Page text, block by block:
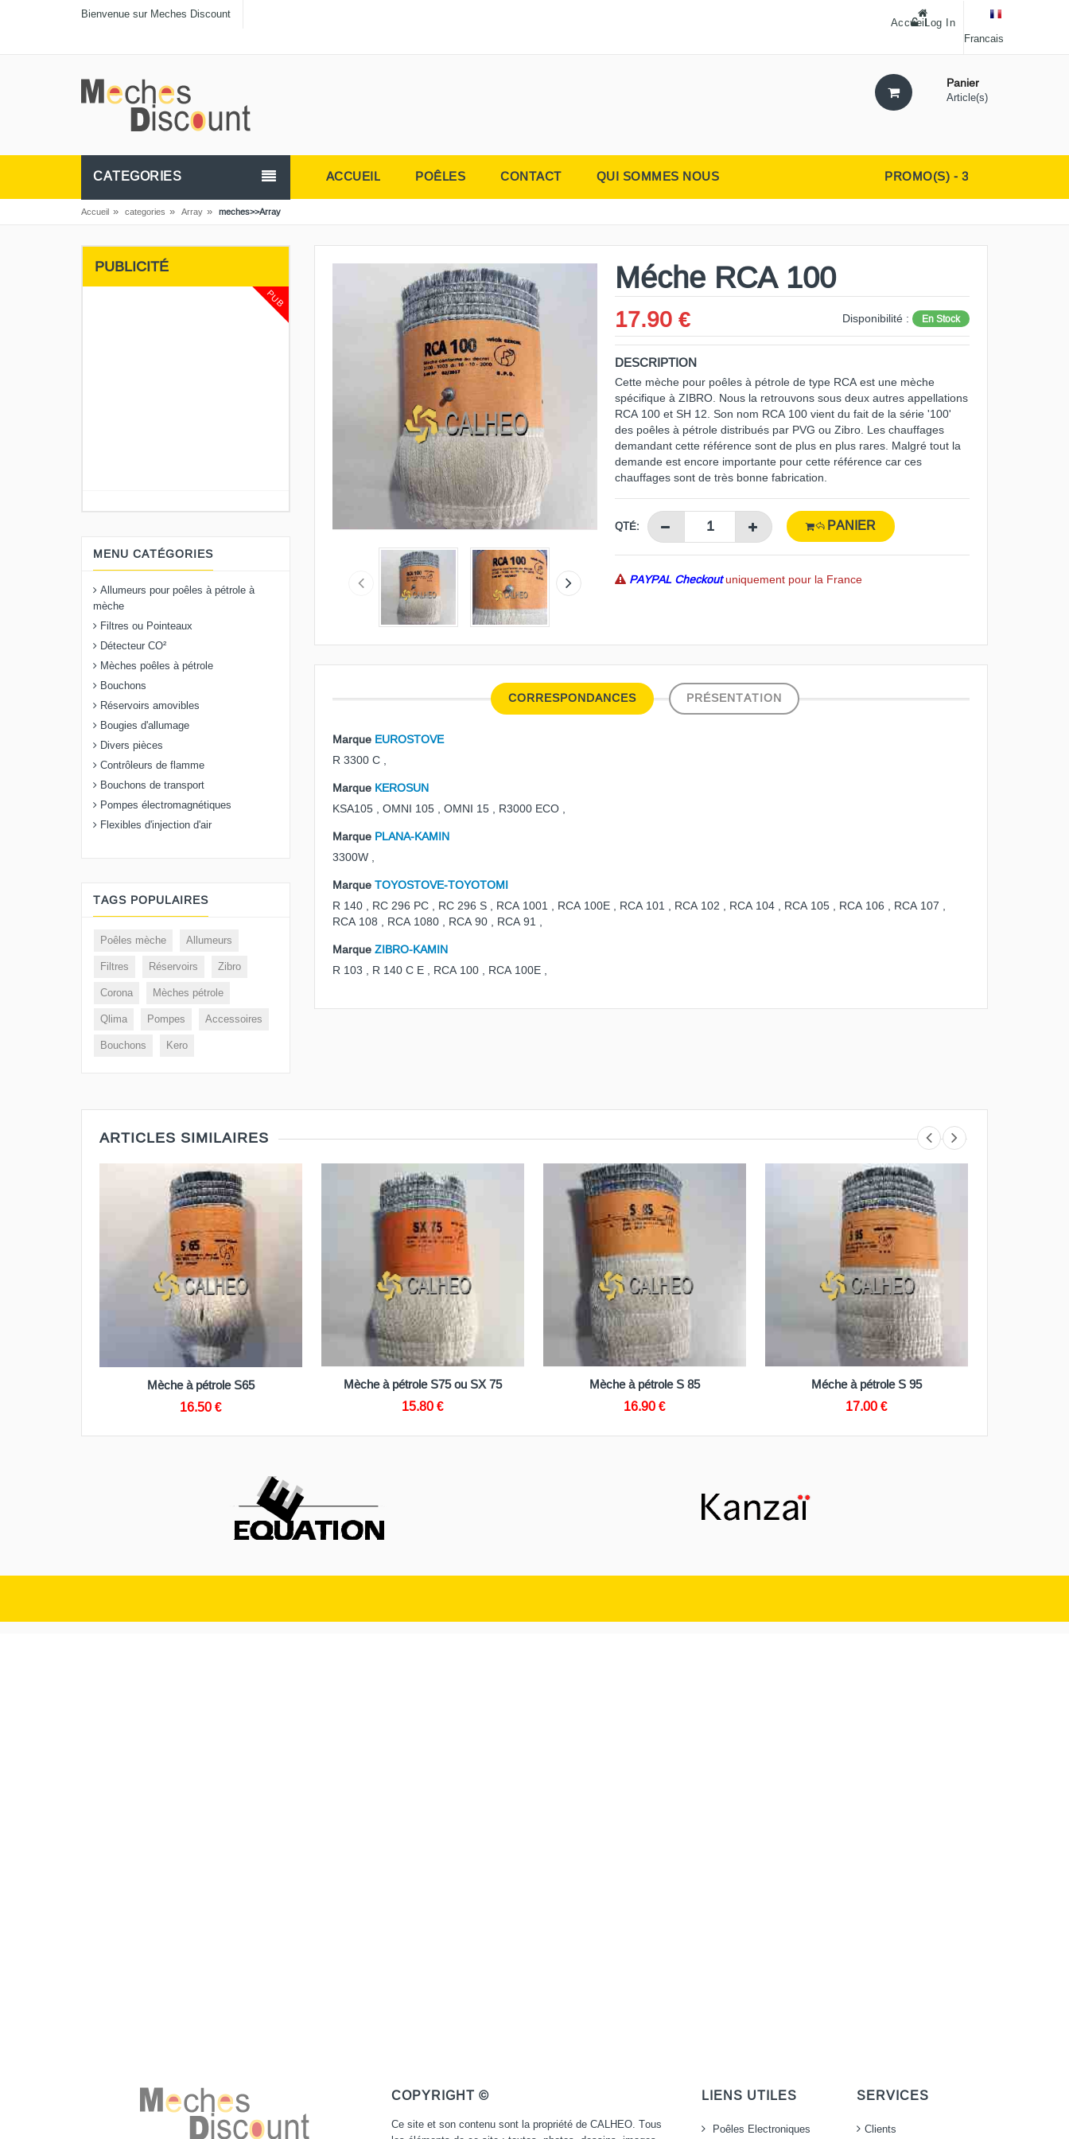
Bienvenue sur Meches Discount
Accueil Log In
Francais
Panier
Article(s)
CATEGORIES ACCUEIL POÊLES CONTACT QUI SOMMES NOUS PROMO(S) - 3
Accueil » categories » Array » meches>>Array
Méche RCA 100
17.90 € Disponibilité : En Stock
DESCRIPTION
Cette mèche pour poêles à pétrole de type RCA est une mèche
spécifique à ZIBRO. Nous la retrouvons sous deux autres appellations
RCA 100 et SH 12. Son nom RCA 100 vient du fait de la série '100'
des poêles à pétrole distribués par PVG ou Zibro. Les chauffages
demandant cette référence sont de plus en plus rares. Malgré tout la
demande est encore importante pour cette référence car ces
chauffages sont de très bonne fabrication.
QTÉ: PANIER
PAYPAL Checkout uniquement pour la France
CORRESPONDANCES PRÉSENTATION
Marque EUROSTOVE
R 3300 C,
Marque KEROSUN
KSA105, OMNI 105, OMNI 15, R3000 ECO,
Marque PLANA-KAMIN
3300W,
Marque TOYOSTOVE-TOYOTOMI
R 140, RC 296 PC, RC 296 S, RCA 1001 RCA 100E, RCA 101 RCA 102 RCA 104, RCA 105, RCA 106 RCA 107
RCA 108
RCA 1080, RCA 90, RCA 91
Marque ZIBRO-KAMIN
R 103
R 140 C E, RCA 100, RCA 100E,
PUBLICITÉ
PUB
MENU CATÉGORIES
Allumeurs pour poêles à pétrole à
mèche
Filtres ou Pointeaux
Détecteur CO²
Mèches poêles à pétrole
Bouchons
Réservoirs amovibles
Bougies d'allumage
Divers pièces
Contrôleurs de flamme
Bouchons de transport
Pompes électromagnétiques
Flexibles d'injection d'air
TAGS POPULAIRES
Poêles mèche Allumeurs
Filtres Réservoirs Zibro
Corona Mèches pétrole
Qlima Pompes Accessoires
Bouchons Kero
ARTICLES SIMILAIRES
Mèche à pétrole S75 ou SX 75
15.80 €
PANIER
Mèche à pétrole S 85
16.90 €
PANIER
Méche à pétrole S 95
17.00 €
PANIER
Méche RCA 66
15.95 €
PANIER
COPYRIGHT ©
Ce site et son contenu sont la propriété de CALHEO. Tous
LIENS UTILES
Poêles Electroniques
SERVICES
Clients